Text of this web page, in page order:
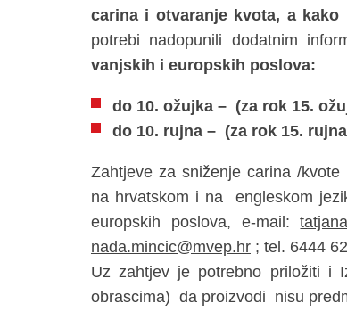
carina i otvaranje kvota, a
potrebi nadopunili dodatnim
vanjskih i europskih poslova:
do 10. ožujka – (za rok 15.
do 10. rujna – (za rok 15.
Zahtjeve za sniženje carina /
na hrvatskom i na engleskom
europskih poslova, e-mail:
nada.mincic@mvep.hr ; tel. 6444
Uz zahtjev je potrebno priložiti i
obrascima) da proizvodi nisu